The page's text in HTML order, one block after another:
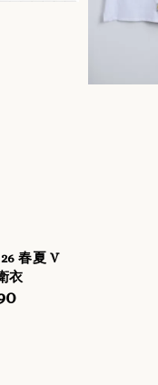
春夏 V
衣